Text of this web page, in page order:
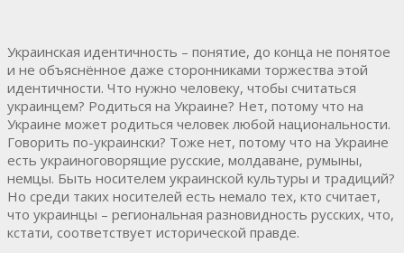
Украинская идентичность – понятие, до конца не понятое
и не объяснённое даже сторонниками торжества этой
идентичности. Что нужно человеку, чтобы считаться
украинцем? Родиться на Украине? Нет, потому что на
Украине может родиться человек любой национальности.
Говорить по-украински? Тоже нет, потому что на Украине
есть украиноговорящие русские, молдаване, румыны,
немцы. Быть носителем украинской культуры и традиций?
Но среди таких носителей есть немало тех, кто считает,
что украинцы – региональная разновидность русских, что,
кстати, соответствует исторической правде.